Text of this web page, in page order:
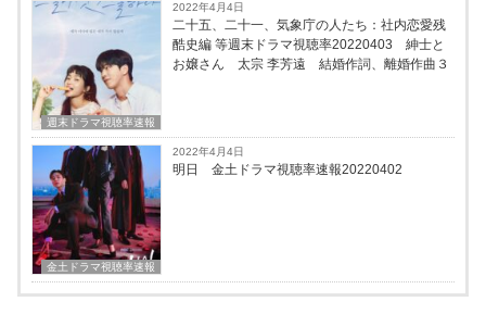
週末ドラマ視聴率速報
2022年4月4日
二十五、二十一、気象庁の人たち：社内恋愛残
酷史編 等週末ドラマ視聴率20220403 紳士と
お嬢さん 太宗 李芳遠 結婚作詞、離婚作曲３
金土ドラマ視聴率速報
2022年4月4日
明日 金土ドラマ視聴率速報20220402